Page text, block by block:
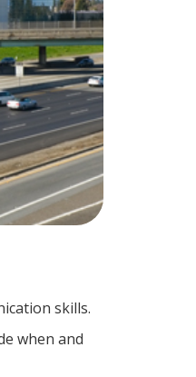
skills.
when and